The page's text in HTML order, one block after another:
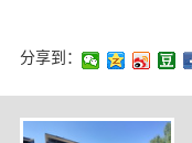
分享到：